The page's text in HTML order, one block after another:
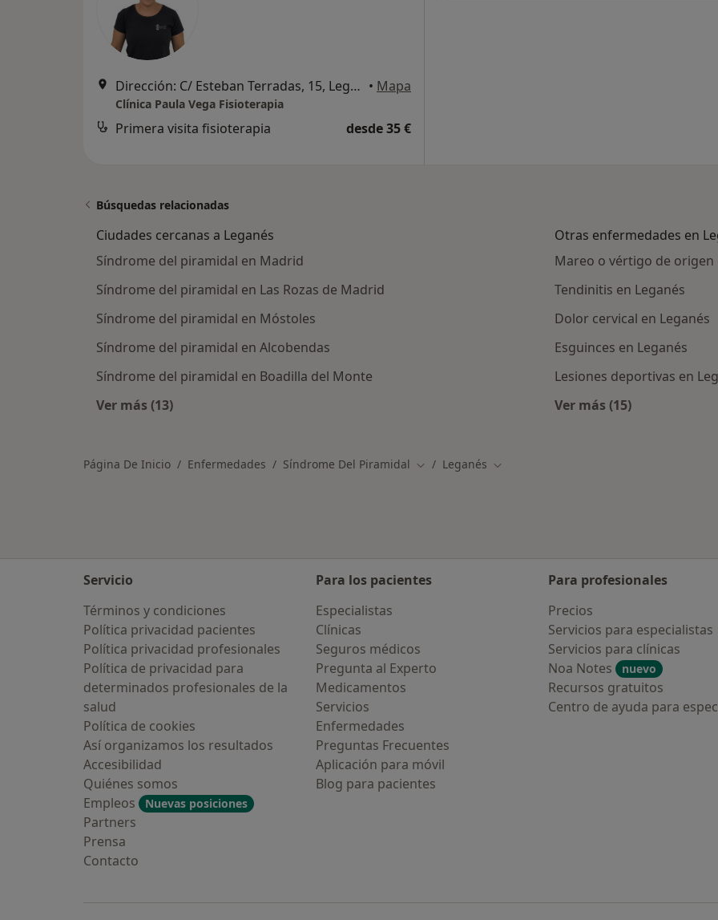
Dirección: C/ Esteban Terradas, 15, Leganés • Mapa
Clínica Paula Vega Fisioterapia
Primera visita fisioterapia desde 35 €
Búsquedas relacionadas
Ciudades cercanas a Leganés
Síndrome del piramidal en Madrid
Síndrome del piramidal en Las Rozas de Madrid
Síndrome del piramidal en Móstoles
Síndrome del piramidal en Alcobendas
Síndrome del piramidal en Boadilla del Monte
Ver más (13)
Otras enfermedades en
Mareo o vértigo de origen
Tendinitis en Leganés
Dolor cervical en Leganés
Esguinces en Leganés
Lesiones deportivas en
Ver más (15)
Página De Inicio Enfermedades Síndrome Del Piramidal Cambiar de ciudad
Leganés Cambiar de ciudad
Servicio
Términos y condiciones
Política privacidad pacientes
Política privacidad profesionales
Política de privacidad para
determinados profesionales de la
salud
Política de cookies
Así organizamos los resultados
Accesibilidad
Quiénes somos
Empleos
Nuevas posiciones
Partners
Prensa
Contacto
Para los pacientes
Especialistas
Clínicas
Seguros médicos
Pregunta al Experto
Medicamentos
Servicios
Enfermedades
Preguntas Frecuentes
Aplicación para móvil
Blog para pacientes
Para profesionales
Precios
Servicios para especialistas
Servicios para clínicas
Noa Notes
nuevo
Recursos gratuitos
Centro de ayuda para